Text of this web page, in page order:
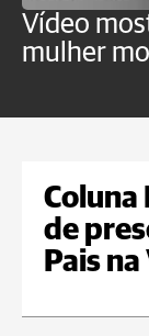
Vídeo
mulher
Coluna
de
Pais